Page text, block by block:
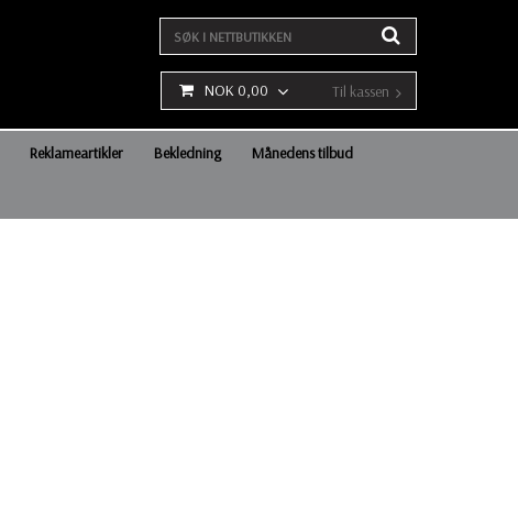
NOK 0,00 Til kassen
Reklameartikler Bekledning Månedens tilbud